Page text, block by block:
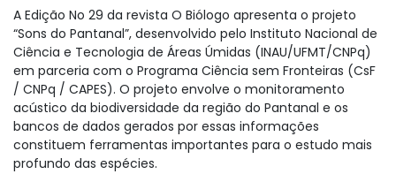
A Edição No 29 da revista O Biólogo apresenta o projeto
“Sons do Pantanal”, desenvolvido pelo Instituto Nacional de
Ciência e Tecnologia de Áreas Úmidas (INAU/UFMT/CNPq)
em parceria com o Programa Ciência sem Fronteiras (CsF
/ CNPq / CAPES). O projeto envolve o monitoramento
acústico da biodiversidade da região do Pantanal e os
bancos de dados gerados por essas informações
constituem ferramentas importantes para o estudo mais
profundo das espécies.